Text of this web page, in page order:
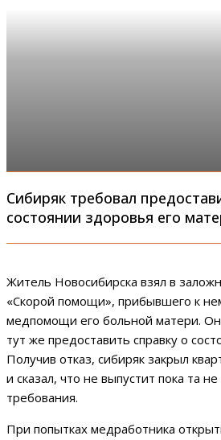
Сибиряк требовал
состоянии здоровья его
Житель Новосибирска взял в
«Скорой помощи», прибывшего к
медпомощи его больной матери.
тут же предоставить справку о
Получив отказ, сибиряк закрыл
и сказал, что не выпустит пока та
требования.
При попытках медработника